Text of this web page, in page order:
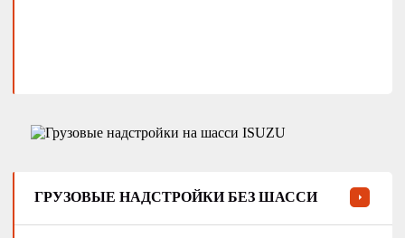
ГРУЗОВЫЕ НАДСТРОЙКИ БЕЗ ШАССИ